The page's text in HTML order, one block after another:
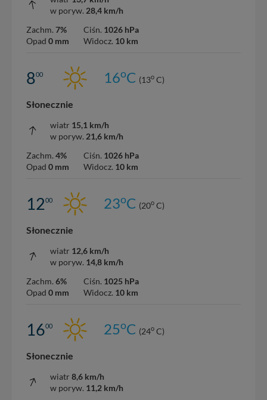
w poryw. 28,4 km/h
Zachm. 7%
Opad 0 mm
Ciśn. 1026 hPa
Widocz. 10 km
800 16oC (13o C)
Słonecznie
wiatr 15,1 km/h
w poryw. 21,6 km/h
Zachm. 4%
Opad 0 mm
Ciśn. 1026 hPa
Widocz. 10 km
1200 23oC (20o C)
Słonecznie
wiatr 12,6 km/h
w poryw. 14,8 km/h
Zachm. 6%
Opad 0 mm
Ciśn. 1025 hPa
Widocz. 10 km
1600 25oC (24o C)
Słonecznie
wiatr 8,6 km/h
w poryw. 11,2 km/h